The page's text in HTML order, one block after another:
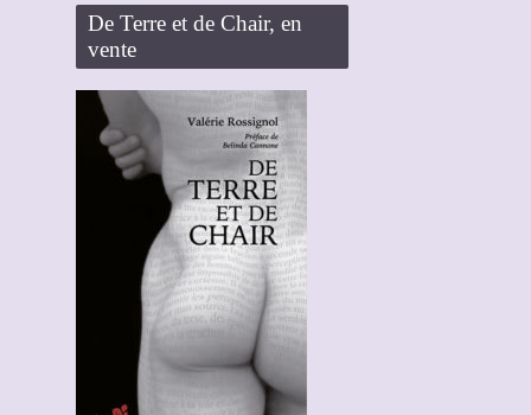
De Terre et de Chair, en
vente